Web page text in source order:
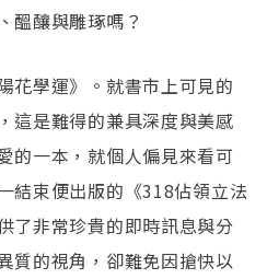
醞釀與雕琢嗎？
花學運》。就書市上可見的
這是難得的兼具深度與美感
的一本，就個人偏見來看可
結束便出版的《318佔領立法
了非常珍貴的即時訊息與分
質的視角，卻難免因搶快以